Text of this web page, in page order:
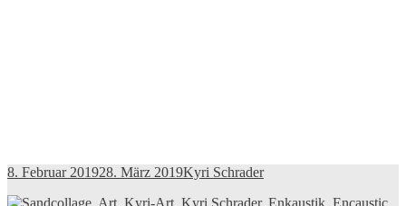
8. Februar 201928. März 2019Kyri Schrader